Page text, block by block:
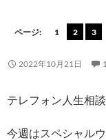
ページ: 1 2 3
2022年10月21日
テレフォン人生相
今週はスペシャルウ